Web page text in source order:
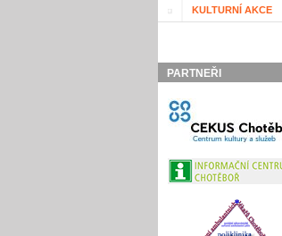
KULTURNÍ AKCE
PARTNEŘI